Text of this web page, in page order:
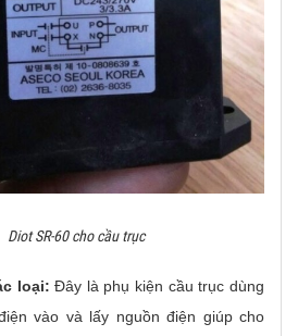
Diot SR-60 cho cầu trục
loại: Đây là phụ kiện cầu trục dùng
vào và lấy nguồn điện giúp cho